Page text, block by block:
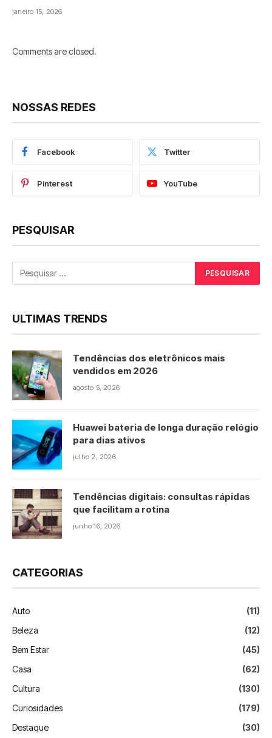
janeiro 15, 2026
Comments are closed.
NOSSAS REDES
Facebook Twitter
Pinterest YouTube
PESQUISAR
ULTIMAS TRENDS
Tendências dos eletrônicos mais
vendidos em 2026
agosto 5, 2026
Huawei bateria de longa duração relógio
para dias ativos
julho 2, 2026
Tendências digitais: consultas rápidas
que facilitam a rotina
junho 16, 2026
CATEGORIAS
Auto
(11)
Beleza
(12)
Bem Estar
(45)
Casa
(62)
Cultura
(130)
Curiosidades
(179)
Destaque
(30)